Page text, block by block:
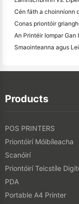
Cén fáth a choinníonn
Products
POS PRINTERS
Priontóirí Móibíleacha
Scanóirí
Priontóirí Teicstíle
PDA
Portable A4 Printer